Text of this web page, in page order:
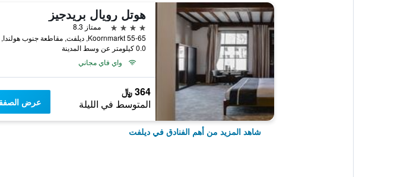
هوتل رويال بريدجيز
4 نجوم
ممتاز 8.3
0.0 كيلومتر عن وسط المدينة
واي فاي مجاني
364 ﷼
المتوسط في الليلة عرض
شاهد المزيد من أهم الفنادق في ديلفت